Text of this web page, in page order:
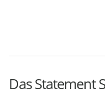
Das Statement